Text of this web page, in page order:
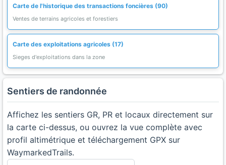
Carte de l'historique des transactions foncières (90)
Ventes de terrains agricoles et forestiers
Carte des exploitations agricoles (17)
Sieges d'exploitations dans la zone
Sentiers de randonnée
Affichez les sentiers GR, PR et locaux directement sur
la carte ci-dessus, ou ouvrez la vue complète avec
profil altimétrique et téléchargement GPX sur
WaymarkedTrails.